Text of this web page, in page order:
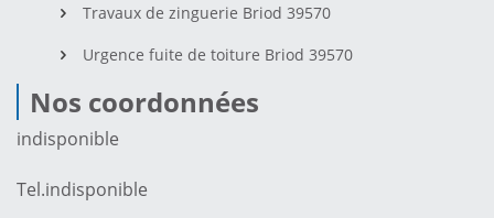
Travaux de zinguerie Briod 39570
Urgence fuite de toiture Briod 39570
Nos coordonnées
indisponible
Tel.indisponible